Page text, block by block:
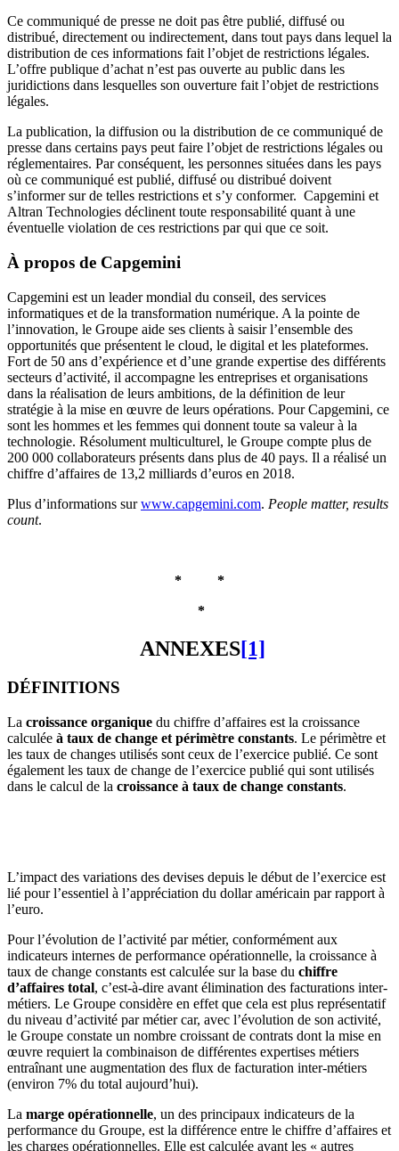
Ce communiqué de presse ne doit pas être publié, diffusé ou
distribué, directement ou indirectement, dans tout pays dans lequel la
distribution de ces informations fait l’objet de restrictions légales.
L’offre publique d’achat n’est pas ouverte au public dans les
juridictions dans lesquelles son ouverture fait l’objet de restrictions
légales.
La publication, la diffusion ou la distribution de ce communiqué de
presse dans certains pays peut faire l’objet de restrictions légales ou
réglementaires. Par conséquent, les personnes situées dans les pays
où ce communiqué est publié, diffusé ou distribué doivent
s’informer sur de telles restrictions et s’y conformer. Capgemini et
Altran Technologies déclinent toute responsabilité quant à une
éventuelle violation de ces restrictions par qui que ce soit.
À propos de Capgemini
Capgemini est un leader mondial du conseil, des services
informatiques et de la transformation numérique. A la pointe de
l’innovation, le Groupe aide ses clients à saisir l’ensemble des
opportunités que présentent le cloud, le digital et les plateformes.
Fort de 50 ans d’expérience et d’une grande expertise des différents
secteurs d’activité, il accompagne les entreprises et organisations
dans la réalisation de leurs ambitions, de la définition de leur
stratégie à la mise en œuvre de leurs opérations. Pour Capgemini, ce
sont les hommes et les femmes qui donnent toute sa valeur à la
technologie. Résolument multiculturel, le Groupe compte plus de
200 000 collaborateurs présents dans plus de 40 pays. Il a réalisé un
chiffre d’affaires de 13,2 milliards d’euros en 2018.
Plus d’informations surwww.capgemini.com. People matter, results
count.
* *
*
ANNEXES[1]
DÉFINITIONS
La croissance organique du chiffre d’affaires est la croissance
calculée à taux de change et périmètre constants. Le périmètre et
les taux de changes utilisés sont ceux de l’exercice publié. Ce sont
également les taux de change de l’exercice publié qui sont utilisés
dans le calcul de la croissance à taux de change constants.
L’impact des variations des devises depuis le début de l’exercice est
lié pour l’essentiel à l’appréciation du dollar américain par rapport à
l’euro.
Pour l’évolution de l’activité par métier, conformément aux
indicateurs internes de performance opérationnelle, la croissance à
taux de change constants est calculée sur la base du chiffre
d’affaires total, c’est-à-dire avant élimination des facturations inter-
métiers. Le Groupe considère en effet que cela est plus représentatif
du niveau d’activité par métier car, avec l’évolution de son activité,
le Groupe constate un nombre croissant de contrats dont la mise en
œuvre requiert la combinaison de différentes expertises métiers
entraînant une augmentation des flux de facturation inter-métiers
(environ 7% du total aujourd’hui).
La marge opérationnelle, un des principaux indicateurs de la
performance du Groupe, est la différence entre le chiffre d’affaires et
les charges opérationnelles. Elle est calculée avant les « autres